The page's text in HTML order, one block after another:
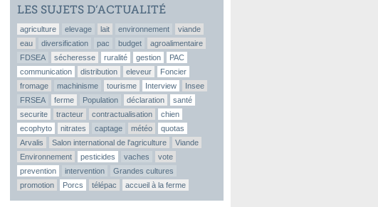
[3/4]
LES SUJETS D’ACTUALITÉ
agriculture elevage lait environnement
viande
eau
diversification pac budget
agroalimentaire
FDSEA
sécheresse ruralité gestion
PAC
communication
distribution eleveur
Foncier
fromage
machinisme tourisme Interview
Insee
FRSEA
ferme Population déclaration
santé
securite
tracteur contractualisation
chien
ecophyto
nitrates captage météo
quotas
Arvalis
Salon international de l'agriculture
Viande
Environnement
pesticides vaches
vote
prevention
intervention
Grandes cultures
promotion
Porcs télépac accueil à la ferme